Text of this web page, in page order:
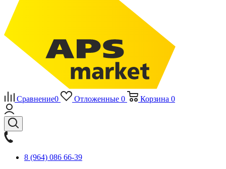
Сравнение0 Отложенные 0 Корзина 0
8 (964) 086 66-39